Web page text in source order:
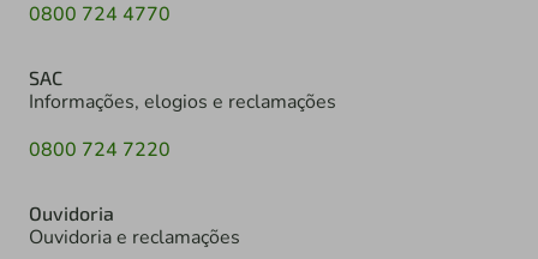
0800 724 4770
SAC
Informações, elogios e reclamações
0800 724 7220
Ouvidoria
Ouvidoria e reclamações